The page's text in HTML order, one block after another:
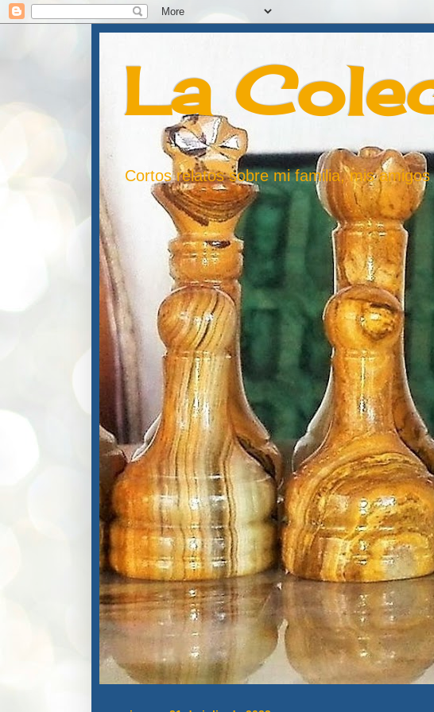
La
Cortos relatos sobre mi familia, mis